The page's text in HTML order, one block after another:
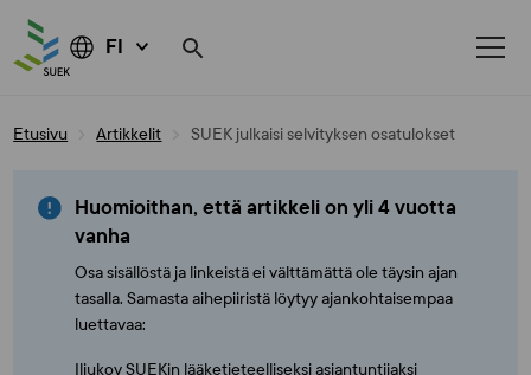
FI
Etusivu Artikkelit SUEK julkaisi selvityksen osatulokset
Huomioithan, että artikkeli on yli 4 vuotta
vanha
Osa sisällöstä ja linkeistä ei välttämättä ole täysin ajan
tasalla. Samasta aihepiiristä löytyy ajankohtaisempaa
luettavaa:
Iljukov SUEKin lääketieteelliseksi asiantuntijaksi